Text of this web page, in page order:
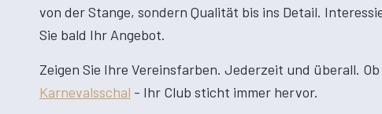
von der Stange, sondern Qualität bis ins Detail.
Sie bald Ihr Angebot.
Zeigen Sie Ihre Vereinsfarben. Jederzeit und überall.
Karnevalsschal - Ihr Club sticht immer hervor.